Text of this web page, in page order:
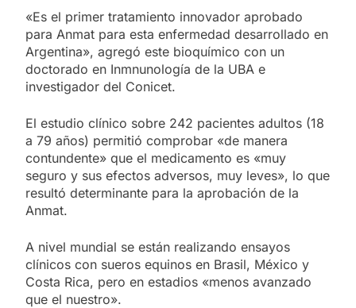
«Es el primer tratamiento innovador aprobado
para Anmat para esta enfermedad desarrollado en
Argentina», agregó este bioquímico con un
doctorado en Inmnunología de la UBA e
investigador del Conicet.
El estudio clínico sobre 242 pacientes adultos (18
a 79 años) permitió comprobar «de manera
contundente» que el medicamento es «muy
seguro y sus efectos adversos, muy leves», lo que
resultó determinante para la aprobación de la
Anmat.
A nivel mundial se están realizando ensayos
clínicos con sueros equinos en Brasil, México y
Costa Rica, pero en estadios «menos avanzado
que el nuestro».